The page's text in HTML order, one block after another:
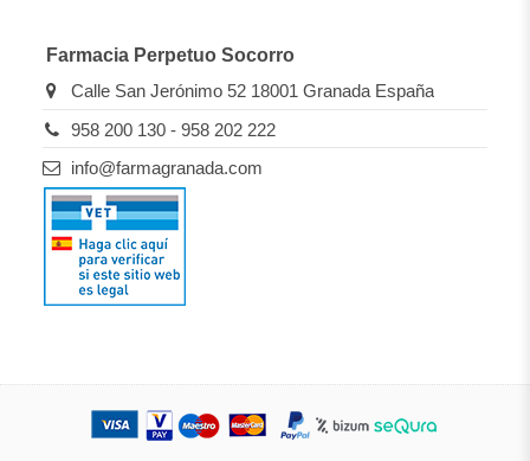
Farmacia Perpetuo Socorro
Calle San Jerónimo 52 18001 Granada España
958 200 130 - 958 202 222
info@farmagranada.com